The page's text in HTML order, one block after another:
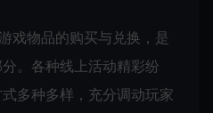
戏物品的购买与兑换，是
。各种线上活动精彩纷
多种多样，充分调动玩家